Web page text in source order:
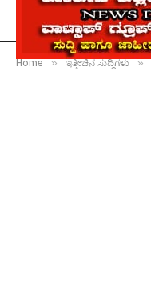
Home » ಇತ್ತೀಚಿನ ಸುದ್ದಿಗಳು »